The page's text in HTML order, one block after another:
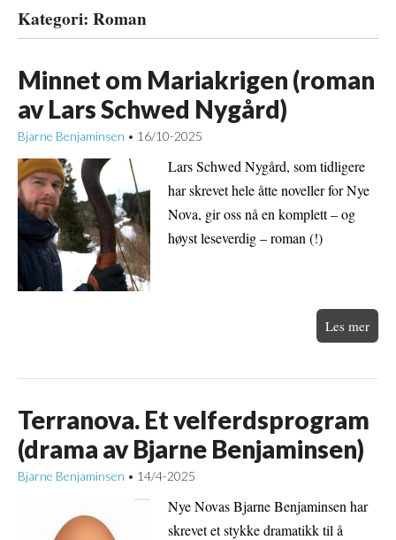
Kategori: Roman
Minnet om Mariakrigen (roman
av Lars Schwed Nygård)
Bjarne Benjaminsen • 16/10-2025
Lars Schwed Nygård, som tidligere
har skrevet hele åtte noveller for Nye
Nova, gir oss nå en komplett – og
høyst leseverdig – roman (!)
Les mer
Terranova. Et velferdsprogram
(drama av Bjarne Benjaminsen)
Bjarne Benjaminsen • 14/4-2025
Nye Novas Bjarne Benjaminsen har
skrevet et stykke dramatikk til å